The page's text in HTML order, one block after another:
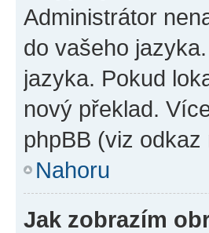
Administrátor
do vašeho
jazyka. Pokud
nový překlad.
phpBB (viz
Nahoru
Jak zobrazím